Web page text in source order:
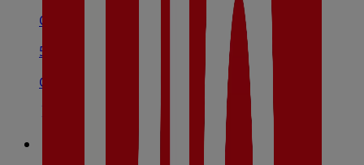
Calle Adelardo Covarsí, 11, Badajoz
508 m
Cerrado